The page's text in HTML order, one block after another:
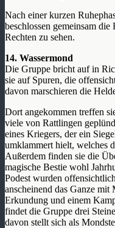
Nach einer kurzen
beschlossen gemeinsam
Rechten zu sehen.
14. Wassermond
Die Gruppe bricht auf in
sie auf Spuren, die
davon marschieren die
Dort angekommen treffen
viele von Rattlingen
eines Kriegers, der ein
umklammert hielt, welches
Außerdem finden sie die
magische Bestie wohl
Podest wurden
anscheinend das Ganze
Erkundung und einem
findet die Gruppe drei
davon stellt sich als